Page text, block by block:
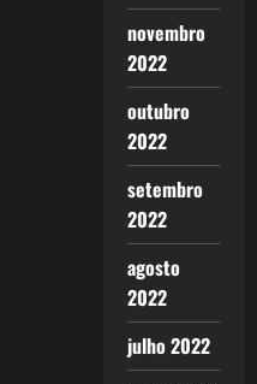
novembro
2022
outubro
2022
setembro
2022
agosto
2022
julho 2022